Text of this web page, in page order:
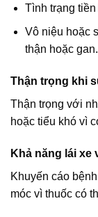
Tình trạng
Vô niệu hoặc
thận hoặc gan.
Thận trọng khi
Thận trọng với
hoặc tiểu khó vì
Khả năng lái xe
Khuyến cáo
móc vì thuốc có